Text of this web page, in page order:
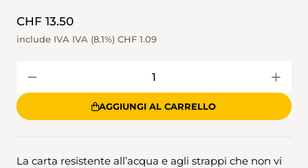
CHF 13.50
include IVA IVA (8.1%) CHF 1.09
AGGIUNGI AL CARRELLO
La carta resistente all’acqua e agli strappi che non vi